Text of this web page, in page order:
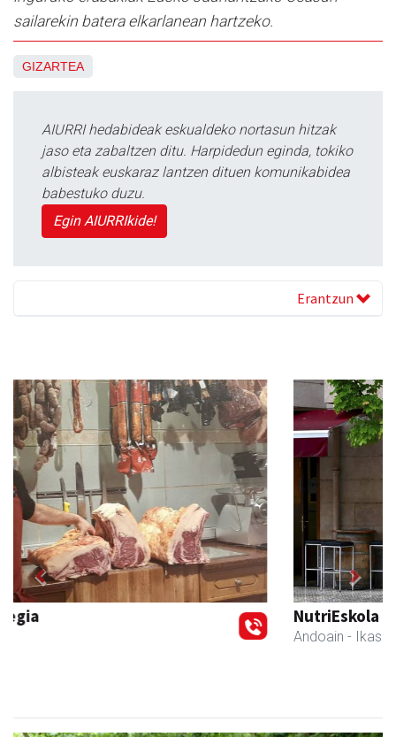
sailarekin batera elkarlanean hartzeko.
GIZARTEA
AIURRI hedabideak eskualdeko nortasun hitzak
jaso eta zabaltzen ditu. Harpidedun eginda, tokiko
albisteak euskaraz lantzen dituen komunikabidea
babestuko duzu.
Egin AIURRIkide!
Erantzun
NutriEskola
Previous Next